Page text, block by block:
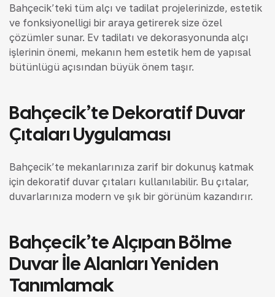
Bahçecik’teki tüm alçı ve tadilat projelerinizde, estetik
ve fonksiyonelliği bir araya getirerek size özel
çözümler sunar. Ev tadilatı ve dekorasyonunda alçı
işlerinin önemi, mekanın hem estetik hem de yapısal
bütünlüğü açısından büyük önem taşır.
Bahçecik’te Dekoratif Duvar
Çıtaları Uygulaması
Bahçecik’te mekanlarınıza zarif bir dokunuş katmak
için dekoratif duvar çıtaları kullanılabilir. Bu çıtalar,
duvarlarınıza modern ve şık bir görünüm kazandırır.
Bahçecik’te Alçıpan Bölme
Duvar İle Alanları Yeniden
Tanımlamak